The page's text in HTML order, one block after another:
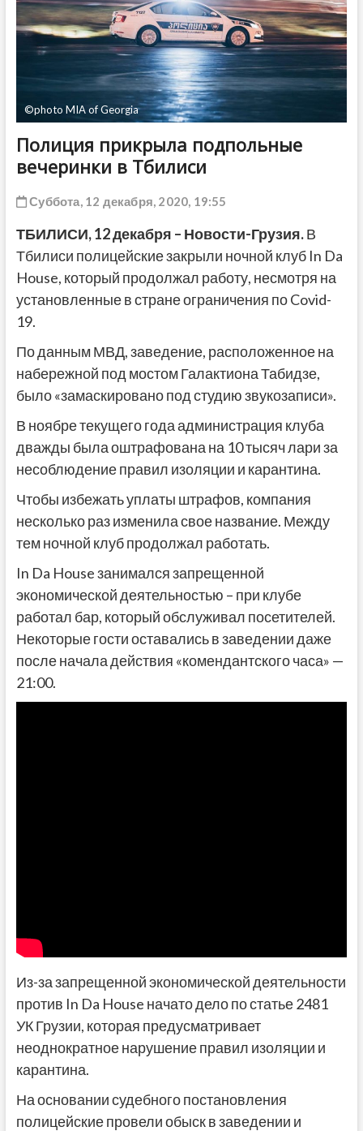
©photo MIA of Georgia
Полиция прикрыла подпольные
вечеринки в Тбилиси
Суббота, 12 декабря, 2020, 19:55
ТБИЛИСИ, 12 декабря – Новости-Грузия.В
Тбилиси полицейские закрыли ночной клуб In Da
House, который продолжал работу, несмотря на
установленные в стране ограничения по Covid-
19.
По данным МВД, заведение, расположенное на
набережной под мостом Галактиона Табидзе,
было «замаскировано под студию звукозаписи».
В ноябре текущего года администрация клуба
дважды была оштрафована на 10 тысяч лари за
несоблюдение правил изоляции и карантина.
Чтобы избежать уплаты штрафов, компания
несколько раз изменила свое название. Между
тем ночной клуб продолжал работать.
In Da House занимался запрещенной
экономической деятельностью – при клубе
работал бар, который обслуживал посетителей.
Некоторые гости оставались в заведении даже
после начала действия «комендантского часа» —
21:00.
Из-за запрещенной экономической деятельности
против In Da House начато дело по статье 2481
УК Грузии, которая предусматривает
неоднократное нарушение правил изоляции и
карантина.
На основании судебного постановления
полицейские провели обыск в заведении и